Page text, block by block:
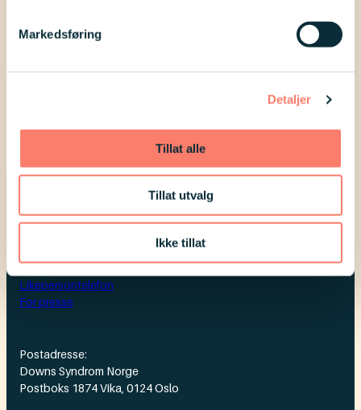
Markedsføring
Detaljer
Tillat alle
Tillat utvalg
Ikke tillat
om hvordan vi kan legge til rette for
god seksuell helse for alle og hvordan
man kan snakke om seksualitet.
Kontakt oss
Likepersontelefon
For presse
Postadresse:
Downs Syndrom Norge
Postboks 1874 Vika, 0124 Oslo